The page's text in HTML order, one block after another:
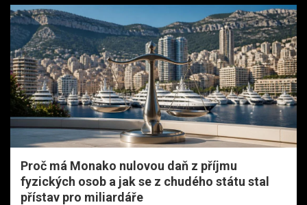
Proč má Monako nulovou daň z příjmu
fyzických osob a jak se z chudého státu stal
přístav pro miliardáře